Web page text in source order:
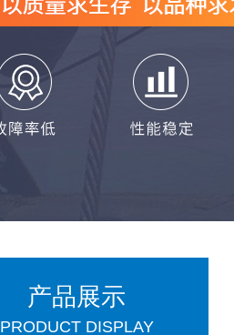
产品展示
PRODUCT DISPLAY